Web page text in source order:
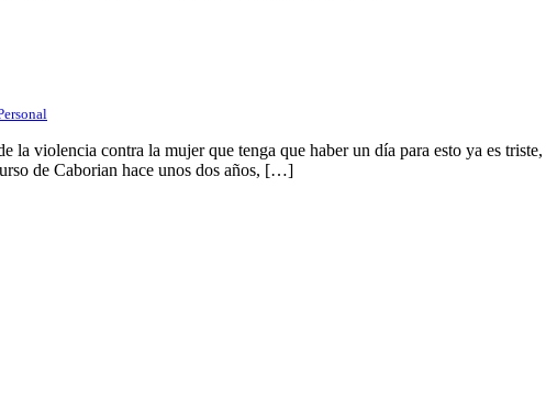
violencia contra la mujer que tenga que haber un día para esto ya es
de Caborian hace unos dos años, […]